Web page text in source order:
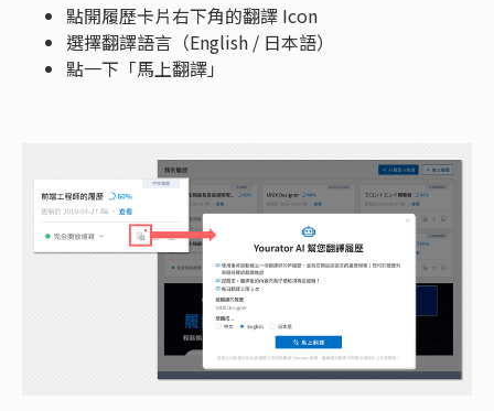
點開履歷卡片右下角的翻譯 Icon
選擇翻譯語言（English / 日本語）
點一下「馬上翻譯」